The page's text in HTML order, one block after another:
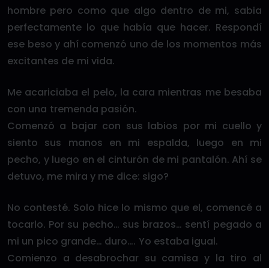
hombre pero como que algo dentro de mi, sabia
perfectamente lo que había que hacer. Respondí
ese beso y ahí comenzó uno de los momentos más
excitantes de mi vida.
Me acariciaba el pelo, la cara mientras me besaba
con una tremenda pasión.
Comenzó a bajar con sus labios por mi cuello y
siento sus manos en mi espalda, luego en mi
pecho, y luego en el cinturón de mi pantalón. Ahí se
detuvo, me mira y me dice: sigo?
No contesté. Solo hice lo mismo que el, comencé a
tocarlo. Por su pecho… sus brazos… sentí pegado a
mi un pico grande… duro…. Yo estaba igual.
Comienzo a desabrochar su camisa y la tiro al